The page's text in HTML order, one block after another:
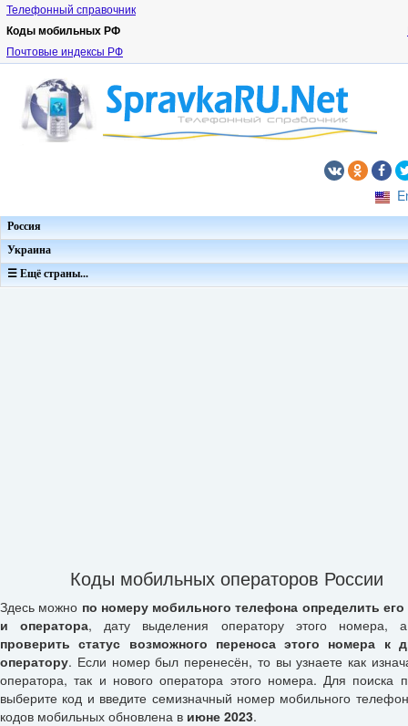
Телефонный справочник
Коды мобильных РФ
Почтовые индексы РФ
Россия
Украина
☰ Ещё страны...
Коды мобильных операторов России
Здесь можно по номеру мобильного телефона определить его
и оператора, дату выделения оператору этого номера,
проверить статус возможного переноса этого номера к
оператору. Если номер был перенесён, то вы узнаете как
оператора, так и нового оператора этого номера. Для поиска
выберите код и введите семизначный номер мобильного
кодов мобильных обновлена в июне 2023.